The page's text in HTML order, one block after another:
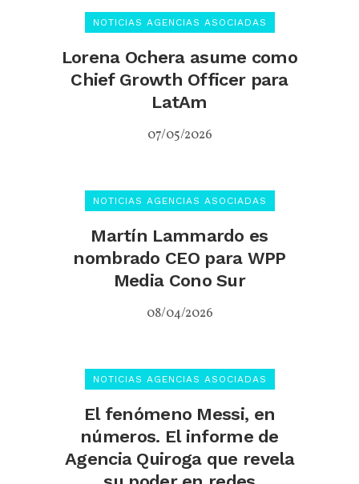
NOTICIAS AGENCIAS ASOCIADAS
Lorena Ochera asume como
Chief Growth Officer para
LatAm
07/05/2026
NOTICIAS AGENCIAS ASOCIADAS
Martín Lammardo es
nombrado CEO para WPP
Media Cono Sur
08/04/2026
NOTICIAS AGENCIAS ASOCIADAS
El fenómeno Messi, en
números. El informe de
Agencia Quiroga que revela